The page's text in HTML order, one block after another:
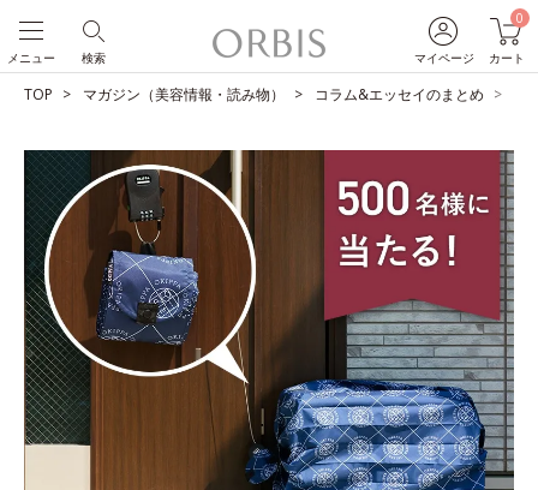
マイページ
0
カート
検索
メニュー
TOP マガジン（美容情報・読み物） コラム&エッセイのまとめ